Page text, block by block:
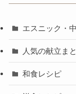
エスニック・
人気の献立ま
和食レシピ